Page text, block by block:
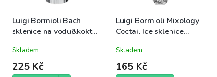
Luigi Bormioli Bach
sklenice na vodu&koktejl
Skladem
225 Kč
Luigi Bormioli Mixology
Coctail Ice sklenice
vodu 50cl (12648)
Skladem
165 Kč